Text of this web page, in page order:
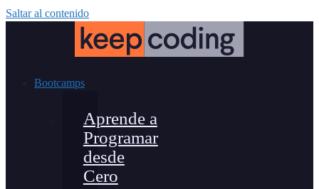
Saltar al contenido
Bootcamps
Aprende a
Programar
desde
Cero